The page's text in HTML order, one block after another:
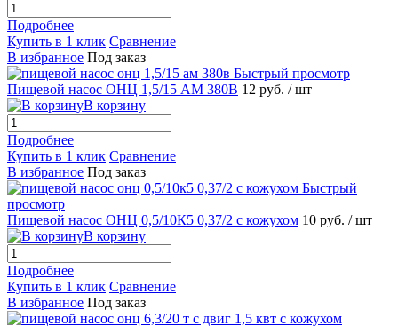
Подробнее
Купить в 1 клик Сравнение
В избранное Под заказ
Быстрый просмотр
Пищевой насос ОНЦ 1,5/15 АМ 380В 12 руб. / шт
В корзину
Подробнее
Купить в 1 клик Сравнение
В избранное Под заказ
Быстрый
просмотр
Пищевой насос ОНЦ 0,5/10К5 0,37/2 с кожухом 10 руб. / шт
В корзину
Подробнее
Купить в 1 клик Сравнение
В избранное Под заказ